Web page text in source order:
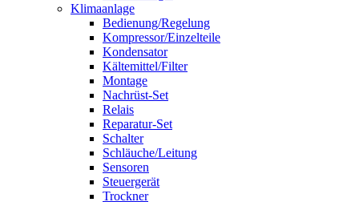
Klimaanlage
Bedienung/Regelung
Kompressor/Einzelteile
Kondensator
Kältemittel/Filter
Montage
Nachrüst-Set
Relais
Reparatur-Set
Schalter
Schläuche/Leitung
Sensoren
Steuergerät
Trockner